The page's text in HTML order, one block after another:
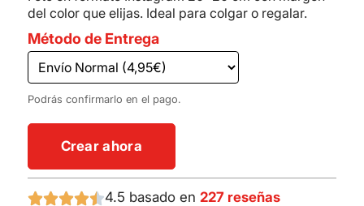
del color que elijas. Ideal para colgar o regalar.
Método de Entrega
Podrás confirmarlo en el pago.
Crear ahora
4.5 basado en 227 reseñas